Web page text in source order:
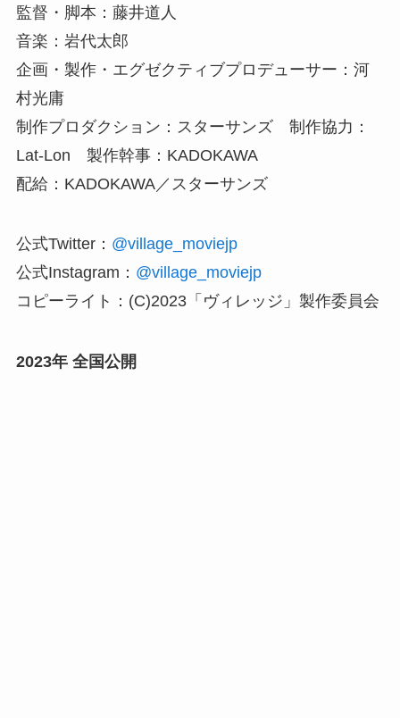
監督・脚本：藤井道人
音楽：岩代太郎
企画・製作・エグゼクティブプロデューサー：河
村光庸
制作プロダクション：スターサンズ 制作協力：
Lat-Lon 製作幹事：KADOKAWA
配給：KADOKAWA／スターサンズ
公式Twitter： @village_moviejp
公式Instagram： @village_moviejp
コピーライト：(C)2023「ヴィレッジ」製作委員会
2023年 全国公開